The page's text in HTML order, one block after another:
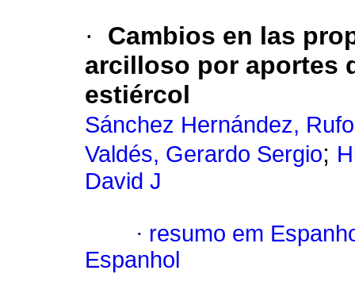
·
Cambios en las
arcilloso por aportes
estiércol
Sánchez Hernández, Rufo
Valdés, Gerardo Sergio;
David J
· resumo em
Espanhol